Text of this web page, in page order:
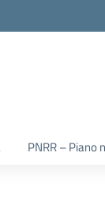
PNRR – Piano